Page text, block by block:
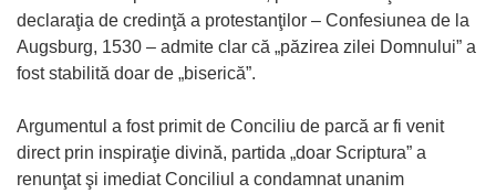
declaraţia de credinţă a protestanţilor – Confesiunea de la
Augsburg, 1530 – admite clar că „păzirea zilei Domnului” a
fost stabilită doar de „biserică”.
Argumentul a fost primit de Conciliu de parcă ar fi venit
direct prin inspiraţie divină, partida „doar Scriptura” a
renunţat şi imediat Conciliul a condamnat unanim